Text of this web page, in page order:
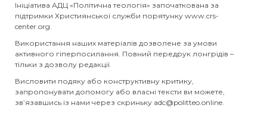
Ініціатива АДЦ «Політична теологія» започаткована за
підтримки Християнської служби порятунку www.crs-
center.org.
Використання наших матеріалів дозволене за умови
активного гіперпосилання. Повний передрук лонгрідів –
тільки з дозволу редакції.
Висловити подяку або конструктивну критику,
запропонувати допомогу або власні тексти ви можете,
зв’язавшись із нами через скриньку adc@politteo.online.